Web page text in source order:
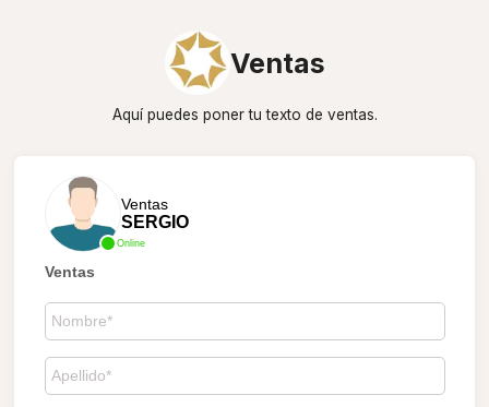
Ventas
Aquí puedes poner tu texto de ventas.
Online
Ventas
SERGIO
Ventas